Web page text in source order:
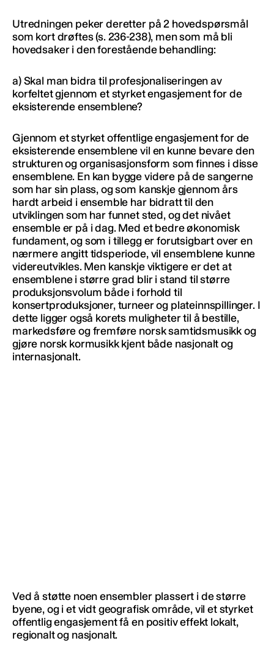
Utredningen peker deretter på 2 hovedspørsmål
som kort drøftes (s. 236-238), men som må bli
hovedsaker i den forestående behandling:
a) Skal man bidra til profesjonaliseringen av
korfeltet gjennom et styrket engasjement for de
eksisterende ensemblene?
Gjennom et styrket offentlige engasjement for de
eksisterende ensemblene vil en kunne bevare den
strukturen og organisasjonsform som finnes i disse
ensemblene. En kan bygge videre på de sangerne
som har sin plass, og som kanskje gjennom års
hardt arbeid i ensemble har bidratt til den
utviklingen som har funnet sted, og det nivået
ensemble er på i dag. Med et bedre økonomisk
fundament, og som i tillegg er forutsigbart over en
nærmere angitt tidsperiode, vil ensemblene kunne
videreutvikles. Men kanskje viktigere er det at
ensemblene i større grad blir i stand til større
produksjonsvolum både i forhold til
konsertproduksjoner, turneer og plateinnspillinger. I
dette ligger også korets muligheter til å bestille,
markedsføre og fremføre norsk samtidsmusikk og
gjøre norsk kormusikk kjent både nasjonalt og
internasjonalt.
Ved å støtte noen ensembler plassert i de større
byene, og i et vidt geografisk område, vil et styrket
offentlig engasjement få en positiv effekt lokalt,
regionalt og nasjonalt.